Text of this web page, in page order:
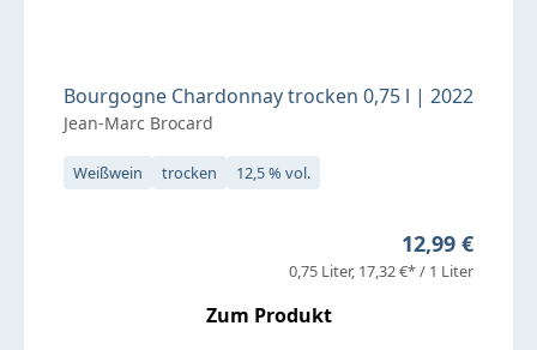
Bourgogne Chardonnay trocken 0,75 l | 2022
Jean-Marc Brocard
Weißwein trocken 12,5 % vol.
Regulärer
12,99 €
0,75 Liter 17,32 €* / 1 Liter
Zum Produkt